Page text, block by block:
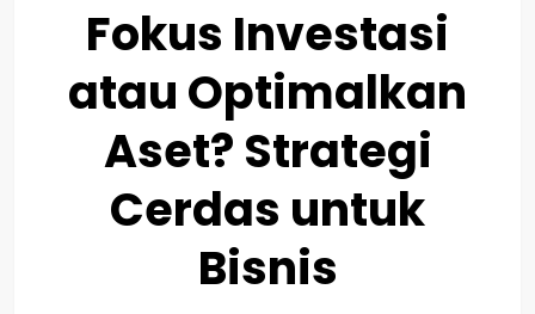
Fokus Investasi
atau Optimalkan
Aset? Strategi
Cerdas untuk
Bisnis